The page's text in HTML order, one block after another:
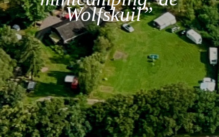
Wolfskuil”